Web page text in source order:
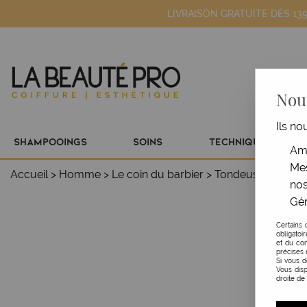
LIVRAISON GRATUITE DÈS
SHAMPOOINGS SOINS TECHNIQUE
Accueil > Homme > Le coin du barbier > Tondeuses &
Ils
Certains
et du
précises
Si vous
Vous
droite de